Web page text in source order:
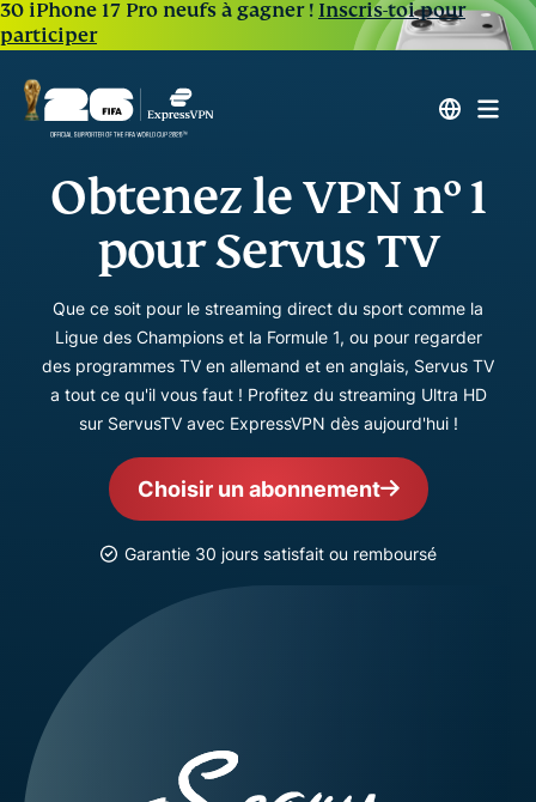
30 iPhone 17 Pro neufs à gagner ! Inscris-toi pour
participer
Obtenez le VPN n° 1
pour Servus TV
Que ce soit pour le streaming direct du sport comme la
Ligue des Champions et la Formule 1, ou pour regarder
des programmes TV en allemand et en anglais, Servus TV
a tout ce qu'il vous faut ! Profitez du streaming Ultra HD
sur ServusTV avec ExpressVPN dès aujourd'hui !
Choisir un abonnement
Garantie 30 jours satisfait ou remboursé